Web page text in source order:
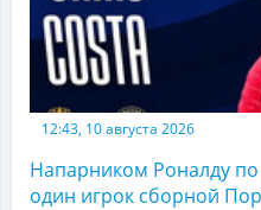
12:43, 10 августа 2026
Напарником Роналду
один игрок сборной